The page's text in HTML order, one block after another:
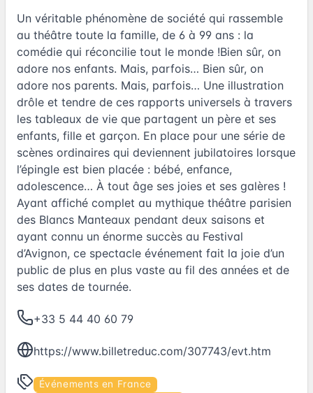
Un véritable phénomène de société qui rassemble
au théâtre toute la famille, de 6 à 99 ans : la
comédie qui réconcilie tout le monde !Bien sûr, on
adore nos enfants. Mais, parfois… Bien sûr, on
adore nos parents. Mais, parfois… Une illustration
drôle et tendre de ces rapports universels à travers
les tableaux de vie que partagent un père et ses
enfants, fille et garçon. En place pour une série de
scènes ordinaires qui deviennent jubilatoires lorsque
l’épingle est bien placée : bébé, enfance,
adolescence… À tout âge ses joies et ses galères !
Ayant affiché complet au mythique théâtre parisien
des Blancs Manteaux pendant deux saisons et
ayant connu un énorme succès au Festival
d’Avignon, ce spectacle événement fait la joie d’un
public de plus en plus vaste au fil des années et de
ses dates de tournée.
+33 5 44 40 60 79
https://www.billetreduc.com/307743/evt.htm
Événements en France